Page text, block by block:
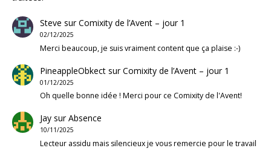
Steve surComixity de l’Avent – jour 1
02/12/2025
Merci beaucoup, je suis vraiment content que ça plaise :-)
PineappleObkectsurComixity de l’Avent – jour 1
01/12/2025
Oh quelle bonne idée ! Merci pour ce Comixity de l'Avent!
JaysurAbsence
10/11/2025
Lecteur assidu mais silencieux je vous remercie pour le travail